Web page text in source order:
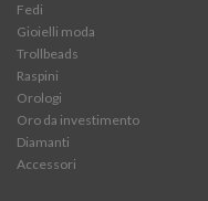
Fedi
Gioielli moda
Trollbeads
Raspini
Orologi
Oro da investimento
Diamanti
Accessori